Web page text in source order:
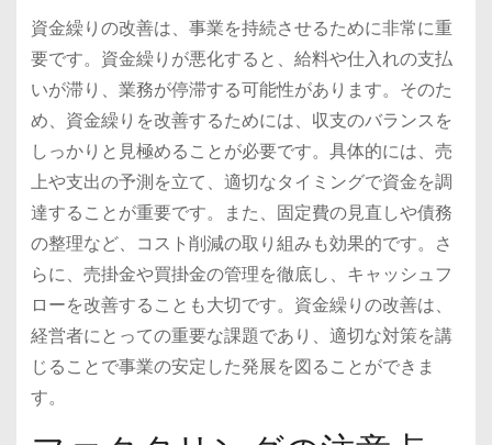
資金繰りの改善は、事業を持続させるために非常に重
要です。資金繰りが悪化すると、給料や仕入れの支払
いが滞り、業務が停滞する可能性があります。そのた
め、資金繰りを改善するためには、収支のバランスを
しっかりと見極めることが必要です。具体的には、売
上や支出の予測を立て、適切なタイミングで資金を調
達することが重要です。また、固定費の見直しや債務
の整理など、コスト削減の取り組みも効果的です。さ
らに、売掛金や買掛金の管理を徹底し、キャッシュフ
ローを改善することも大切です。資金繰りの改善は、
経営者にとっての重要な課題であり、適切な対策を講
じることで事業の安定した発展を図ることができま
す。